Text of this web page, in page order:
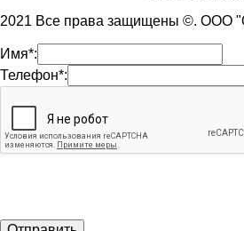
2021 Все права защищены ©. ООО
Имя*:
Телефон*: